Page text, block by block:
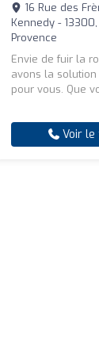
16 Rue des
Kennedy -
Provence
Envie de fuir la
avons la
pour vous. Que
Voir le